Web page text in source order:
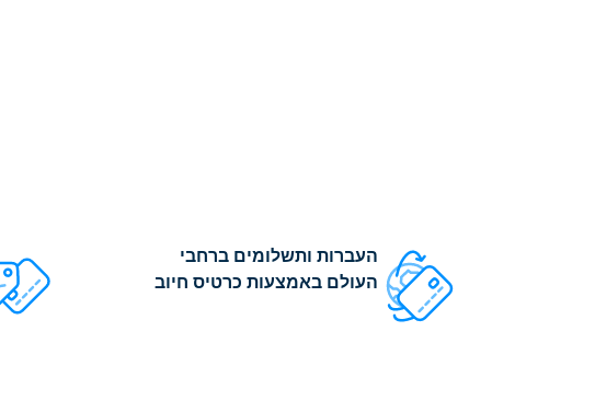
העברות ותשלומים ברחבי
העולם באמצעות כרטיס חיוב